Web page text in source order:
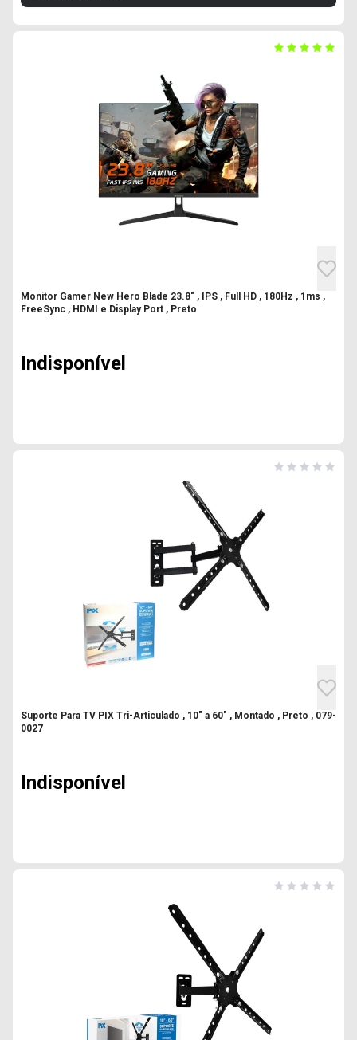
Monitor Gamer New Hero Blade 23.8" , IPS , Full HD , 180Hz , 1ms ,
FreeSync , HDMI e Display Port , Preto
Indisponível
Suporte Para TV PIX Tri-Articulado , 10" a 60" , Montado , Preto , 079-
0027
Indisponível